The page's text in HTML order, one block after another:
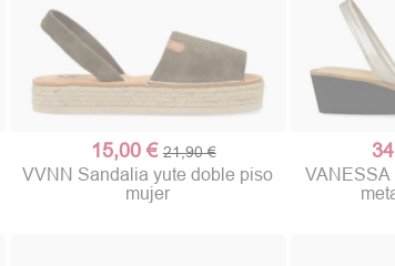
15,00 € 21,90 €
VVNN Sandalia yute doble piso
mujer
VANESSA